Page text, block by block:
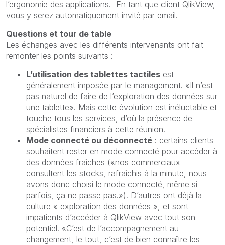
l’ergonomie des applications. En tant que client QlikView,
vous y serez automatiquement invité par email.
Questions et tour de table
Les échanges avec les différents intervenants ont fait
remonter les points suivants :
L’utilisation des tablettes tactiles est
généralement imposée par le management. «Il n’est
pas naturel de faire de l’exploration des données sur
une tablette». Mais cette évolution est inéluctable et
touche tous les services, d’où la présence de
spécialistes financiers à cette réunion.
Mode connecté ou déconnecté : certains clients
souhaitent rester en mode connecté pour accéder à
des données fraîches («nos commerciaux
consultent les stocks, rafraîchis à la minute, nous
avons donc choisi le mode connecté, même si
parfois, ça ne passe pas.»). D’autres ont déjà la
culture « exploration des données », et sont
impatients d’accéder à QlikView avec tout son
potentiel. «C’est de l’accompagnement au
changement, le tout, c’est de bien connaître les